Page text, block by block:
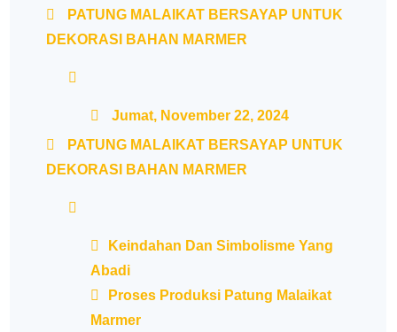
PATUNG MALAIKAT BERSAYAP UNTUK
DEKORASI BAHAN MARMER
Jumat, November 22, 2024
PATUNG MALAIKAT BERSAYAP UNTUK
DEKORASI BAHAN MARMER
Keindahan Dan Simbolisme Yang
Abadi
Proses Produksi Patung Malaikat
Marmer